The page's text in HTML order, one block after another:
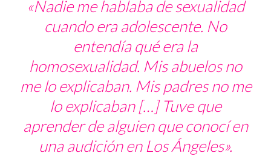
«Nadie me hablaba de sexualidad
cuando era adolescente. No
entendía qué era la
homosexualidad. Mis abuelos no
me lo explicaban. Mis padres no me
lo explicaban […] Tuve que
aprender de alguien que conocí en
una audición en Los Ángeles».